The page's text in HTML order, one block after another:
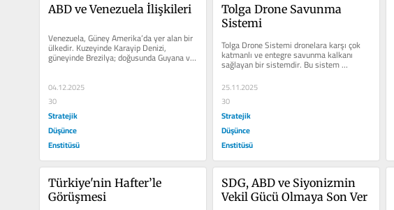
ABD ve Venezuela İlişkileri
Venezuela, Güney Amerika’da yer alan bir
ülkedir. Kuzeyinde Karayip Denizi,
güneyinde Brezilya; doğusunda Guyana ve
batısında Kolombiya...
04.12.2025
30
Stratejik
Düşünce
Enstitüsü
Tolga Drone Savunma
Sistemi
Tolga Drone Sistemi dronelara karşı çok
katmanlı ve entegre savunma kalkanı
sağlayan bir sistemdir. Bu sistem
elektronik karıştırma ve...
25.11.2025
30
Stratejik
Düşünce
Enstitüsü
Türkiye'nin Hafter’le
Görüşmesi
SDG, ABD ve Siyonizmin
Vekil Gücü Olmaya Son Ver